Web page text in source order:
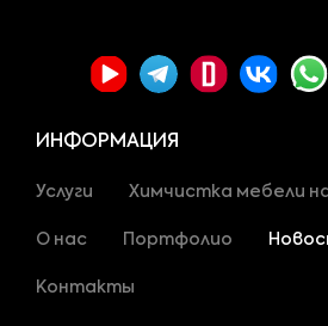
ИНФОРМАЦИЯ
Услуги Химчистка мебели
О нас Портфолио
Контакты